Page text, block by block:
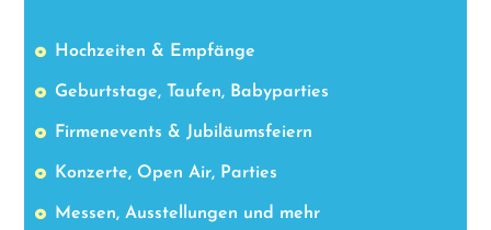
Hochzeiten & Empfänge
Geburtstage, Taufen, Babyparties
Firmenevents & Jubiläumsfeiern
Konzerte, Open Air, Parties
Messen, Ausstellungen und mehr